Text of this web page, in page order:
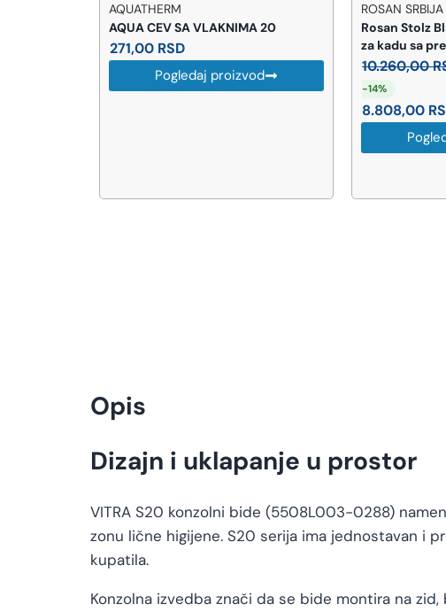
AQUATHERM
AQUA CEV SA VLAKNIMA 20
271,00 RSD
Pogledaj proizvod
ROSAN SRBIJA
Rosan Stolz
za kadu sa
10.260,00
-14%
8.808,00
Opis
Dizajn i uklapanje u prostor
VITRA S20 konzolni bide (5508L003-0288)
zonu lične higijene. S20 serija ima jednostavan i
kupatila.
Konzolna izvedba znači da se bide montira na